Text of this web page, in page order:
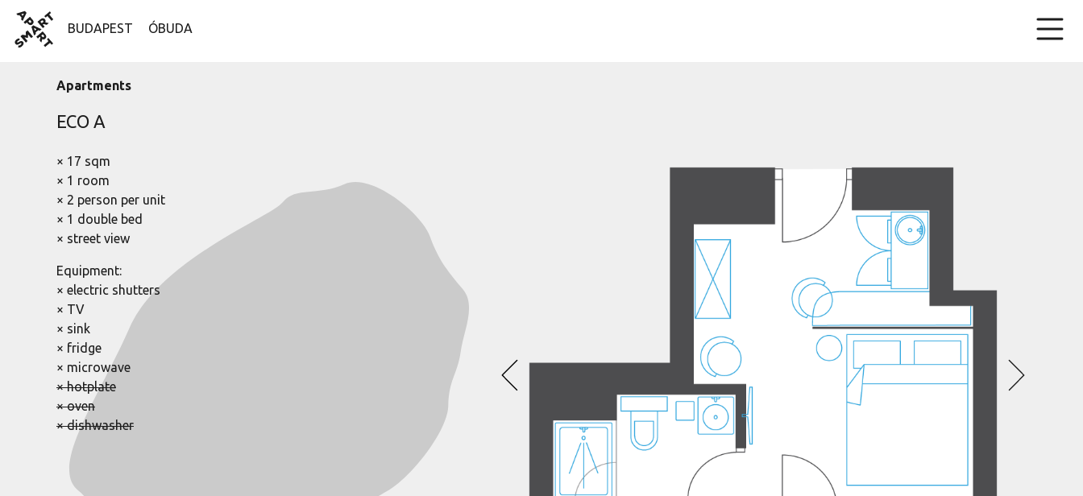
Skip
content
SmartApart
BUDAPEST
ÓBUDA
Apartments
ECO A
× 17 sqm
× 1 room
× 2 person per unit
× 1 double bed
× street view
Equipment:
× electric shutters
× TV
× sink
× fridge
× microwave
× hotplate
× oven
× dishwasher